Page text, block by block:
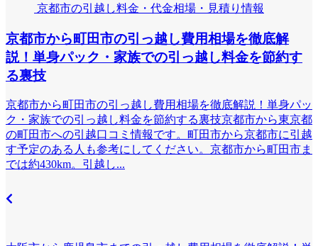
京都市の引越し料金・代金相場・見積り情報
京都市から町田市の引っ越し費用相場を徹底解
説！単身パック・家族での引っ越し料金を節約す
る裏技
京都市から町田市の引っ越し費用相場を徹底解説！単身パッ
ク・家族での引っ越し料金を節約する裏技京都市から東京都
の町田市への引越口コミ情報です。町田市から京都市に引越
す予定のある人も参考にしてください。京都市から町田市ま
では約430km。引越し...